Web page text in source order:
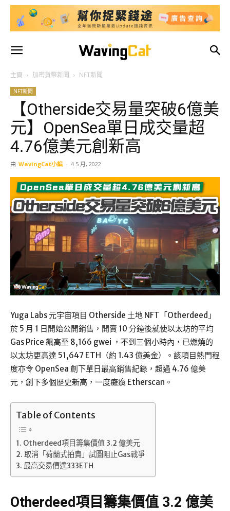
主頁 加密貨幣新聞 NFT新聞
NFT新聞
【Otherside交易量突破6億美
元】OpenSea單日成交量超
4.76億美元創新高
由 WavingCat小編 - 4 5 月, 2022
Yuga Labs 元宇宙項目 Otherside 土地 NFT「Otherdeed」
於 5 月 1 日開始公開銷售，開賣 10 分鐘後就使以太坊的平均
Gas Price 飆高至 8,166 gwei ，不到三個小時內，已燃燒的
以太坊更高達 51,647 ETH（約 1.43 億美金）。該項目熱門程
度亦令 OpenSea 創下單日最高銷售紀錄，超過 4.76 億美
元，創下多個歷史新高，一度癱瘓 Etherscan。
Table of Contents
Otherdeed項目籌集價值 3.2 億美元
取消「荷蘭式拍賣」試圖阻止Gas戰爭
最高交易價達333ETH
Otherdeed項目籌集價值 3.2 億美